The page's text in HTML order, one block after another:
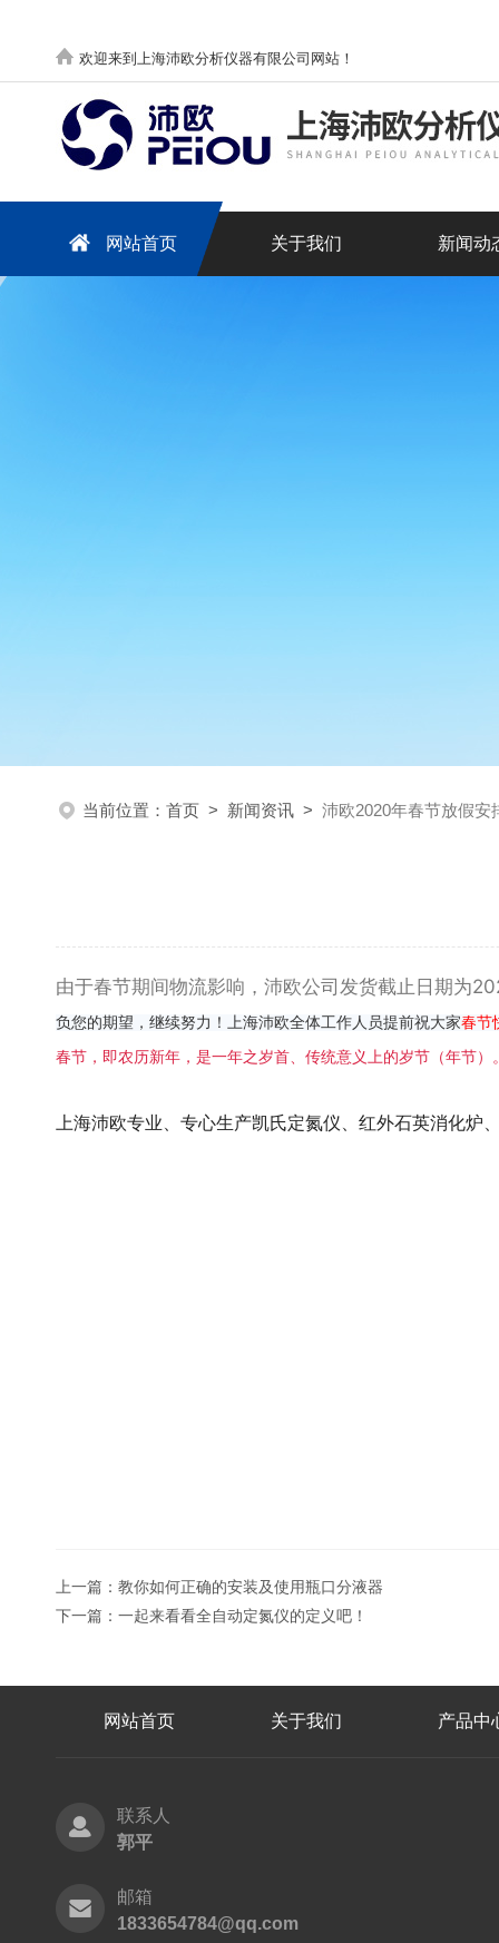
欢迎来到上海沛欧分析仪器有限公司网站！
网站首页 关于我们 新闻动
当前位置： 首页 > 新闻资讯 > 沛欧2020年春节放假安
由于春节期间物流影响，沛欧公司发货截止日期为
负您的期望，继续努力！上海沛欧全体工作人员提前祝大家春节
春节，即农历新年 ，是一年之岁首、传统意义上的岁节（年节）
上海沛欧专业、专心生产凯氏定氮仪、红外石英消化
上一篇： 教你如何正确的安装及使用瓶口分液器
下一篇： 一起来看看全自动定氮仪的定义吧！
网站首页 关于我们 产品中
联系人
郭平
邮箱
1833654784@qq.com